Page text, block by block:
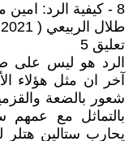
8 - كيفية الرد: امين معلوف وبرتراند رسل!
طلال الربيعي ( 2021 / 2 / 1 - 03:52 )
تعليق 5
الرد هو ليس على
آخر ان مثل هؤلاء
شعور بالضعة
بالتماثل مع
يحارب ستالين هتلر